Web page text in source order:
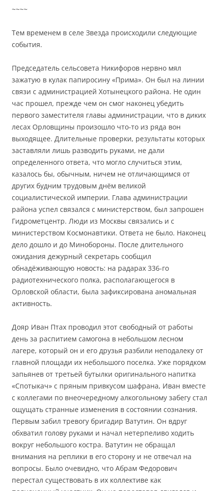
~~~~
Тем временем в селе Звезда происходили следующие
события.
Председатель сельсовета Никифоров нервно мял
зажатую в кулак папиросину «Прима». Он был на линии
связи с администрацией Хотынецкого района. Не один
час прошел, прежде чем он смог наконец убедить
первого заместителя главы администрации, что в диких
лесах Орловщины произошло что-то из ряда вон
выходящее. Длительные проверки, результаты которых
заставляли лишь разводить руками, не дали
определенного ответа, что могло случиться этим,
казалось бы, обычным, ничем не отличающимся от
других будним трудовым днём великой
социалистической империи. Глава администрации
района успел связался с министерством, был запрошен
Гидрометцентр. Люди из Москвы связались и с
министерством Космонавтики. Ответа не было. Наконец
дело дошло и до Минобороны. После длительного
ожидания дежурный секретарь сообщил
обнадёживающую новость: на радарах 336-го
радиотехнического полка, располагающегося в
Орловской области, была зафиксирована аномальная
активность.
Дояр Иван Птах проводил этот свободный от работы
день за распитием самогона в небольшом лесном
лагере, который он и его друзья разбили неподалеку от
главной площади их небольшого поселка. Уже порядком
запьянев от третьей бутылки оригинального напитка
«Спотыкач» с пряным привкусом шафрана, Иван вместе
с коллегами по внеочередному алкогольному забегу стал
ощущать странные изменения в состоянии сознания.
Первым забил тревогу бригадир Ватутин. Он вдруг
обхватил голову руками и начал нетерпеливо ходить
вокруг небольшого костра. Ватутин не обращал
внимания на реплики в его сторону и не отвечал на
вопросы. Было очевидно, что Абрам Федорович
перестал существовать в их коллективе как